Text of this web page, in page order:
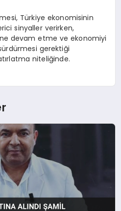
Türkiye ekonomisinin
sinyaller verirken,
devam etme ve ekonomiyi
gerektiği
niteliğinde.